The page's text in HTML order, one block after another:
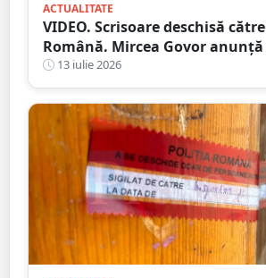
ACTUALITATE
VIDEO. Scrisoare deschisă
Română. Mircea Govor
demers împotriva deputatului
Cozma
13 iulie 2026